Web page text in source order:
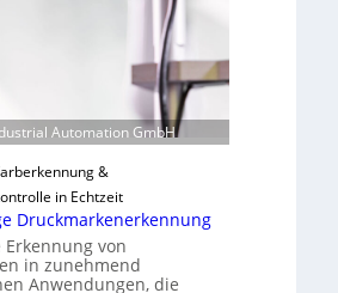
n
g
a
u
s
Automation GmbH
&
in Echtzeit
Druckmarkenerkennung
Erkennung von
in zunehmend
Anwendungen, die